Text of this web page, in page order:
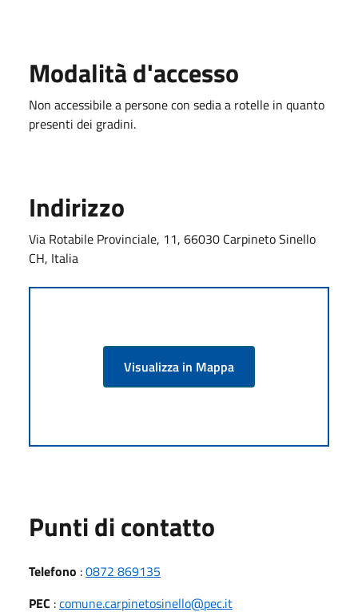
Modalità d'accesso
Non accessibile a persone con sedia a rotelle in quanto
presenti dei gradini.
Indirizzo
Via Rotabile Provinciale, 11, 66030 Carpineto Sinello
CH, Italia
Visualizza in Mappa
Punti di contatto
Telefono :0872 869135
PEC :comune.carpinetosinello@pec.it